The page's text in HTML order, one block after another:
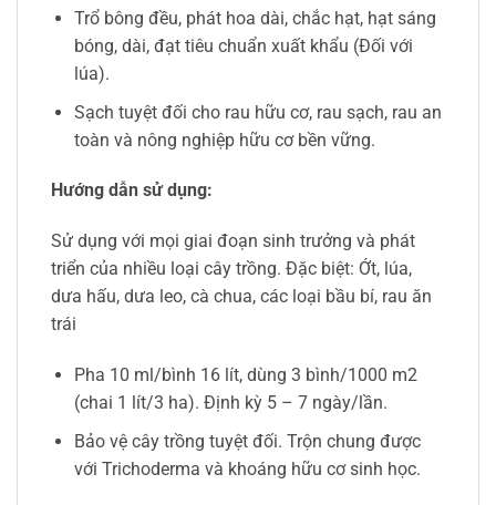
Trổ bông đều, phát hoa dài, chắc hạt, hạt sáng
bóng, dài, đạt tiêu chuẩn xuất khẩu (Đối với
lúa).
Sạch tuyệt đối cho rau hữu cơ, rau sạch, rau an
toàn và nông nghiệp hữu cơ bền vững.
Hướng dẫn sử dụng:
Sử dụng với mọi giai đoạn sinh trưởng và phát
triển của nhiều loại cây trồng. Đặc biệt: Ớt, lúa,
dưa hấu, dưa leo, cà chua, các loại bầu bí, rau ăn
trái
Pha 10 ml/bình 16 lít, dùng 3 bình/1000 m2
(chai 1 lít/3 ha). Định kỳ 5 – 7 ngày/lần.
Bảo vệ cây trồng tuyệt đối. Trộn chung được
với Trichoderma và khoáng hữu cơ sinh học.